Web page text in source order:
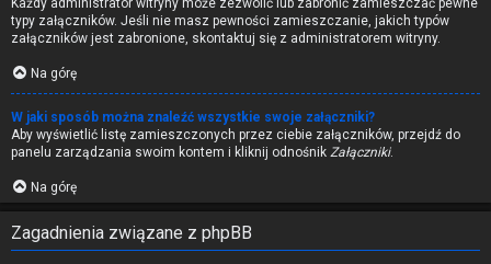
Każdy administrator witryny może zezwolić lub zabronić zamieszczać pewne
typy załączników. Jeśli nie masz pewności zamieszczanie, jakich typów
załączników jest zabronione, skontaktuj się z administratorem witryny.
Na górę
W jaki sposób można znaleźć wszystkie swoje załączniki?
Aby wyświetlić listę zamieszczonych przez ciebie załączników, przejdź do
panelu zarządzania swoim kontem i kliknij odnośnik Załączniki.
Na górę
Zagadnienia związane z phpBB